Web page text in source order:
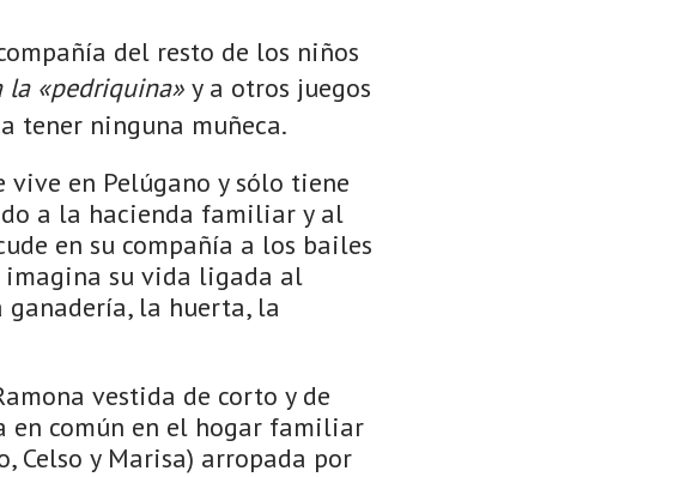
del resto de los niños
la «pedriquina» y a otros juegos
tener ninguna muñeca.
vive en Pelúgano y sólo tiene
a la hacienda familiar y al
en su compañía a los bailes
imagina su vida ligada al
ganadería, la huerta, la
vestida de corto y de
en común en el hogar familiar
Celso y Marisa) arropada por